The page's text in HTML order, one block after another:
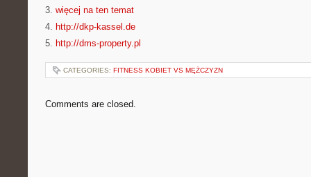
3. więcej na ten temat
4. http://dkp-kassel.de
5. http://dms-property.pl
CATEGORIES: FITNESS KOBIET VS MĘŻCZYZN
Comments are closed.